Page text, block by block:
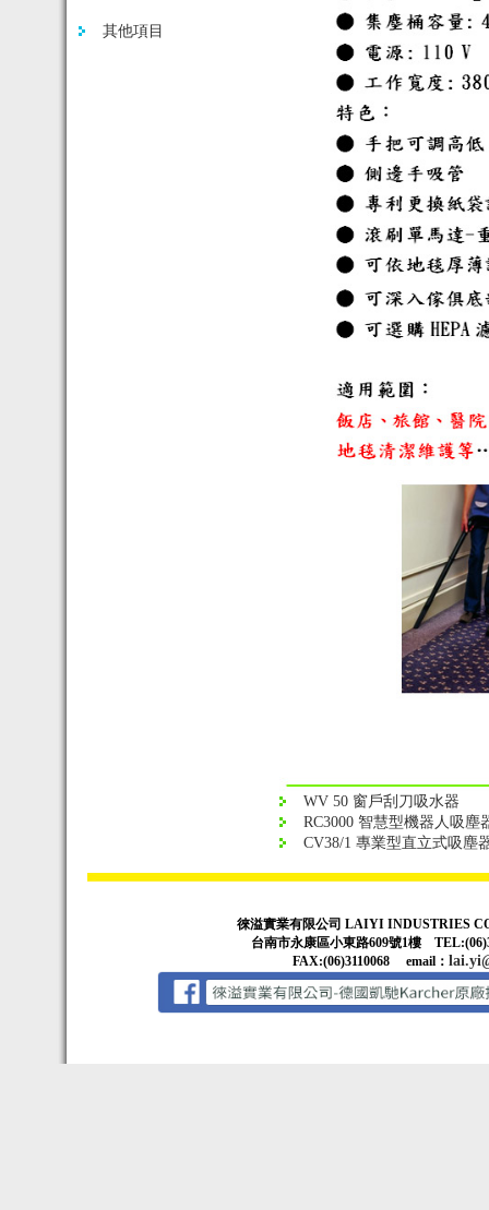
其他項目
WV 50 窗戶刮刀吸水器
RC3000 智慧型機器人吸塵
CV38/1 專業型直立式吸塵
徠溢實業有限公司 LAIYI INDUSTRIES
台南市永康區小東路609號1樓
FAX:(06)3110068 email：